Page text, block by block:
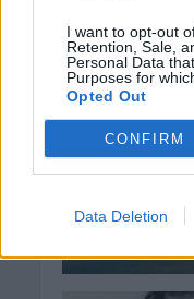
I want to opt-out
Retention, Sale,
Personal Data
Purposes for
Opted Out
CONFIRM
Data Deletion